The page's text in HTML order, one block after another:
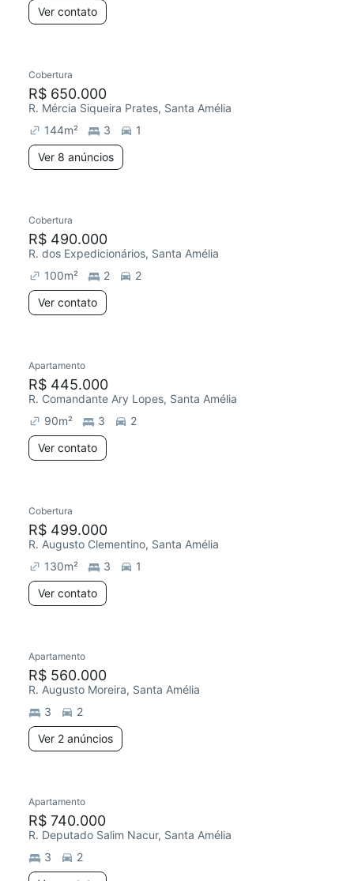
Ver contato
Cobertura
R$ 650.000
R. Mércia Siqueira Prates, Santa Amélia
144m² 3
1
Ver 8 anúncios
Chegou há 3 dias
Cobertura
R$ 490.000
R. dos Expedicionários, Santa Amélia
100m² 2
2
Ver contato
Apartamento
R$ 445.000
R. Comandante Ary Lopes, Santa Amélia
90m² 3
2
Ver contato
Cobertura
R$ 499.000
R. Augusto Clementino, Santa Amélia
130m² 3
1
Ver contato
Apartamento
R$ 560.000
R. Augusto Moreira, Santa Amélia
3
2
Ver 2 anúncios
Apartamento
R$ 740.000
R. Deputado Salim Nacur, Santa Amélia
3
2